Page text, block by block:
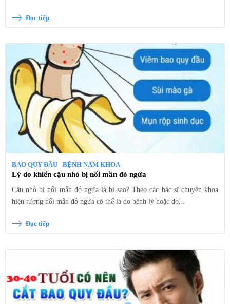
Đọc tiếp
BAO QUY ĐẦU BỆNH NAM KHOA
Lý do khiến cậu nhỏ bị nổi mần đỏ ngứa
Cậu nhỏ bị nổi mẩn đỏ ngứa là bị sao? Theo các bác sĩ chuyên khoa
hiện tượng nổi mẩn đỏ ngứa có thể là do bệnh lý hoặc do...
Đọc tiếp